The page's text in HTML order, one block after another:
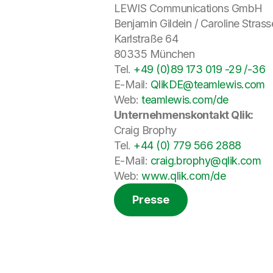
LEWIS Communications GmbH
Benjamin Gildein / Caroline
Karlstraße 64
80335 München
Tel. +49 (0)89 173 019 -29 /-36
E-Mail: QlikDE@teamlewis.com
Web:teamlewis.com/de
Unternehmenskontakt Qlik:
Craig Brophy
Tel. +44 (0) 779 566 2888
E-Mail: craig.brophy@qlik.com
Web:www.qlik.com/de
Presse